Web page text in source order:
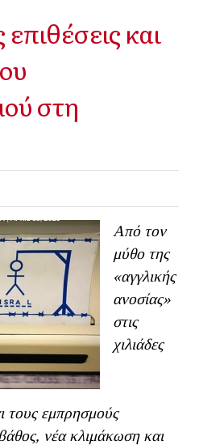
και
στη
Από τον
μύθο της
«αγγλικής
ανοσίας»
στις
χιλιάδες
τους εμπρησμούς
νέα κλιμάκωση και